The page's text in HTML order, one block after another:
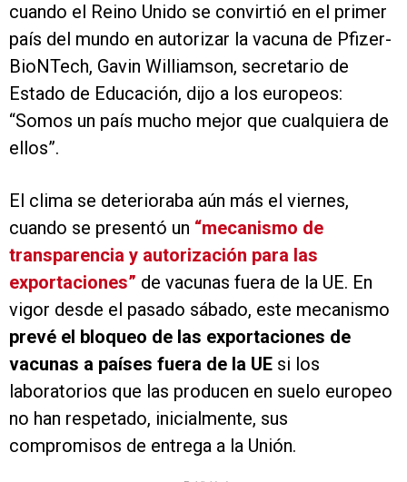
cuando el Reino Unido se convirtió en el primer
país del mundo en autorizar la vacuna de Pfizer-
BioNTech, Gavin Williamson, secretario de
Estado de Educación, dijo a los europeos:
“Somos un país mucho mejor que cualquiera de
ellos”.
El clima se deterioraba aún más el viernes,
cuando se presentó un “mecanismo de
transparencia y autorización para las
exportaciones” de vacunas fuera de la UE. En
vigor desde el pasado sábado, este mecanismo
prevé el bloqueo de las exportaciones de
vacunas a países fuera de la UE si los
laboratorios que las producen en suelo europeo
no han respetado, inicialmente, sus
compromisos de entrega a la Unión.